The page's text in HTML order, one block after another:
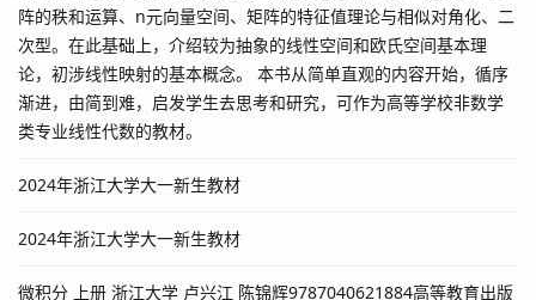
阵的秩和运算、n元向量空间、矩阵的特征值理论与相似对角化、二
次型。在此基础上，介绍较为抽象的线性空间和欧氏空间基本理
论，初涉线性映射的基本概念。 本书从简单直观的内容开始，循序
渐进，由简到难，启发学生去思考和研究，可作为高等学校非数学
类专业线性代数的教材。
2024年浙江大学大一新生教材
2024年浙江大学大一新生教材
微积分 上册 浙江大学 卢兴江 陈锦辉9787040621884高等教育出版